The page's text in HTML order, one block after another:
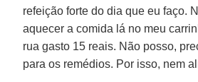
refeição forte do dia que eu faço.
aquecer a comida lá no meu
rua gasto 15 reais. Não posso,
para os remédios. Por isso, nem